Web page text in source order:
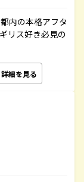
内の本格アフタ
リス好き必見の
詳細を見る